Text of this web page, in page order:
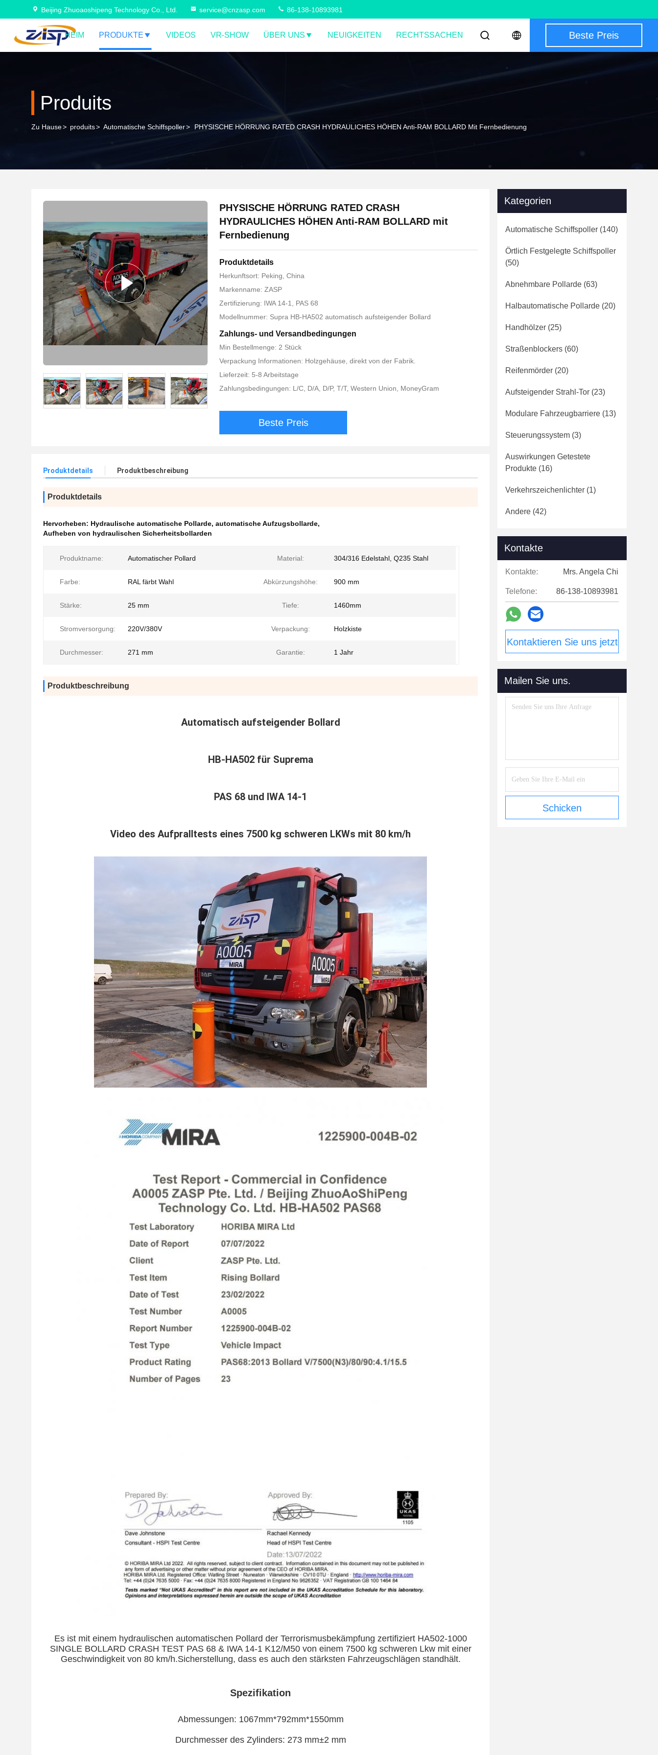
Beijing Zhuoaoshipeng Technology Co., Ltd. service@cnzasp.com 86-138-10893981
HEIM PRODUKTE VIDEOS VR-SHOW ÜBER UNS NEUIGKEITEN RECHTSSACHEN Beste Preis
Produits
Zu Hause> produits> Automatische Schiffspoller> PHYSISCHE HÖRRUNG RATED CRASH HYDRAULICHES HÖHEN Anti-RAM BOLLARD Mit Fernbedienung
PHYSISCHE HÖRRUNG RATED CRASH
HYDRAULICHES HÖHEN Anti-RAM BOLLARD mit
Fernbedienung
Produktdetails
Herkunftsort: Peking, China
Markenname: ZASP
Zertifizierung: IWA 14-1, PAS 68
Modellnummer: Supra HB-HA502 automatisch aufsteigender Bollard
Zahlungs- und Versandbedingungen
Min Bestellmenge: 2 Stück
Verpackung Informationen: Holzgehäuse, direkt von der Fabrik.
Lieferzeit: 5-8 Arbeitstage
Zahlungsbedingungen: L/C, D/A, D/P, T/T, Western Union, MoneyGram
Beste Preis
Produktdetails Produktbeschreibung
Produktdetails
Hervorheben: Hydraulische automatische Pollarde, automatische Aufzugsbollarde,
Aufheben von hydraulischen Sicherheitsbollarden
Produktname: Automatischer Pollard Material: 304/316 Edelstahl, Q235 Stahl
Farbe: RAL färbt Wahl Abkürzungshöhe: 900 mm
Stärke: 25 mm Tiefe: 1460mm
Stromversorgung: 220V/380V Verpackung: Holzkiste
Durchmesser: 271 mm Garantie: 1 Jahr
Produktbeschreibung
Automatisch aufsteigender Bollard
HB-HA502 für Suprema
PAS 68 und IWA 14-1
Video des Aufpralltests eines 7500 kg schweren LKWs mit 80 km/h
Es ist mit einem hydraulischen automatischen Pollard der Terrorismusbekämpfung zertifiziert HA502-1000
SINGLE BOLLARD CRASH TEST PAS 68 & IWA 14-1 K12/M50 von einem 7500 kg schweren Lkw mit einer
Geschwindigkeit von 80 km/h.Sicherstellung, dass es auch den stärksten Fahrzeugschlägen standhält.
Spezifikation
Abmessungen: 1067mm*792mm*1550mm
Durchmesser des Zylinders: 273 mm±2 mm
Kategorien
Automatische Schiffspoller (140)
Örtlich Festgelegte Schiffspoller
(50)
Abnehmbare Pollarde (63)
Halbautomatische Pollarde (20)
Handhölzer (25)
Straßenblockers (60)
Reifenmörder (20)
Aufsteigender Strahl-Tor (23)
Modulare Fahrzeugbarriere (13)
Steuerungssystem (3)
Auswirkungen Getestete
Produkte (16)
Verkehrszeichenlichter (1)
Andere (42)
Kontakte
Kontakte: Mrs. Angela Chi
Telefone: 86-138-10893981
Kontaktieren Sie uns jetzt
Mailen Sie uns.
Schicken